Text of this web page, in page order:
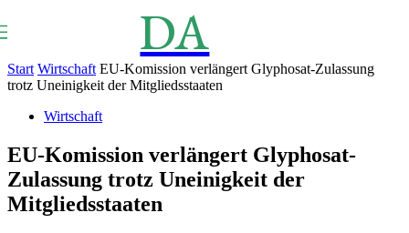
DA
Start Wirtschaft EU-Komission verlängert Glyphosat-Zulassung
trotz Uneinigkeit der Mitgliedsstaaten
Wirtschaft
EU-Komission verlängert Glyphosat-
Zulassung trotz Uneinigkeit der
Mitgliedsstaaten